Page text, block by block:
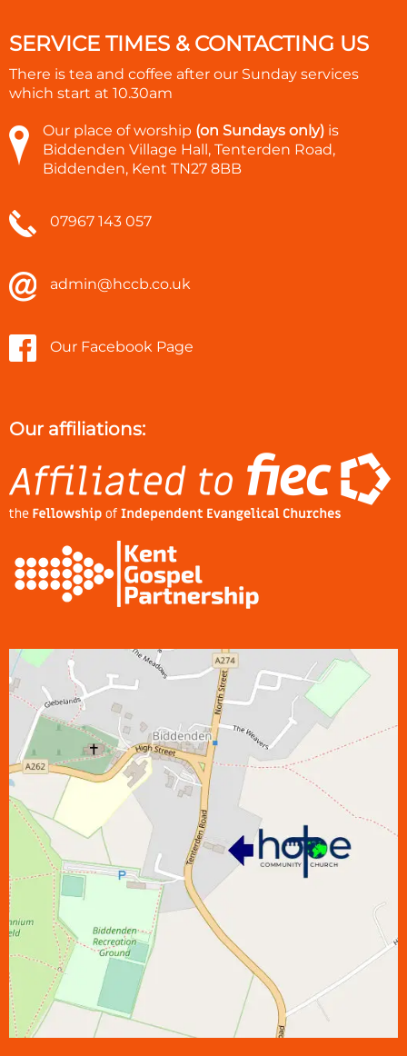
SERVICE TIMES & CONTACTING US
There is tea and coffee after our Sunday services
which start at 10.30am
Our place of worship (on Sundays only) is
Biddenden Village Hall, Tenterden Road,
Biddenden, Kent TN27 8BB
07967 143 057
admin@hccb.co.uk
Our Facebook Page
Our affiliations: